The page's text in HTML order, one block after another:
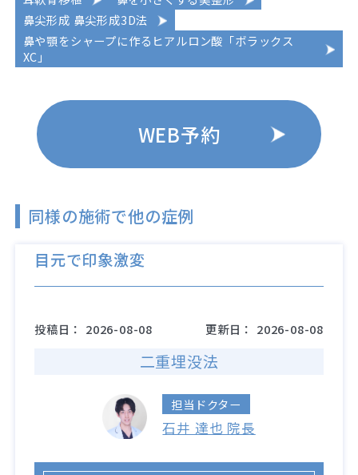
鼻尖形成 鼻尖形成3D法
鼻や顎をシャープに作るヒアルロン酸「ボラックス
XC」
WEB予約
同様の施術で他の症例
目元で印象激変
投稿日： 2026-08-08 更新日： 2026-08-08
二重埋没法
担当ドクター
石井 達也 院長